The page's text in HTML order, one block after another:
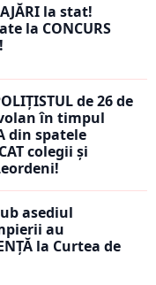
la stat!
la CONCURS
de 26 de
în timpul
din spatele
colegii și
asediul
au
la Curtea de